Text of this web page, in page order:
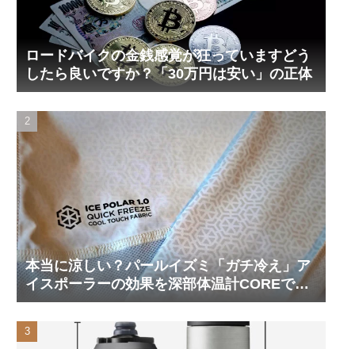
ロードバイクの金銭感覚が狂っていますどう
したら良いですか？「30万円は安い」の正体
本当に涼しい？パールイズミ「ガチ冷え」ア
イスポーラーの効果を深部体温計COREで測
ってみた